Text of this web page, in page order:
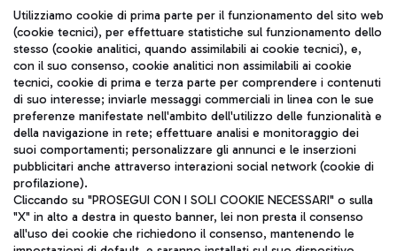
Seguici sui social
TRAVEL JOURNAL
ITA
Utilizziamo cookie di prima parte per il funzionamento del sito web
(cookie tecnici), per effettuare statistiche sul funzionamento dello
stesso (cookie analitici, quando assimilabili ai cookie tecnici), e,
con il suo consenso, cookie analitici non assimilabili ai cookie
tecnici, cookie di prima e terza parte per comprendere i contenuti
di suo interesse; inviarle messaggi commerciali in linea con le sue
preferenze manifestate nell'ambito dell'utilizzo delle funzionalità e
della navigazione in rete; effettuare analisi e monitoraggio dei
suoi comportamenti; personalizzare gli annunci e le inserzioni
pubblicitari anche attraverso interazioni social network (cookie di
profilazione).
Cliccando su "PROSEGUI CON I SOLI COOKIE NECESSARI" o sulla
"X" in alto a destra in questo banner, lei non presta il consenso
all'uso dei cookie che richiedono il consenso, mantenendo le